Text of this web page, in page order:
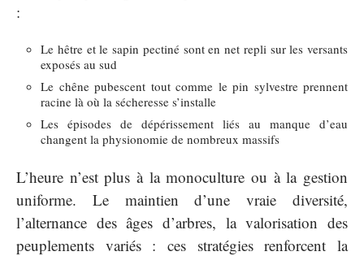
:
Le hêtre et le sapin pectiné sont en net repli sur les versants
exposés au sud
Le chêne pubescent tout comme le pin sylvestre prennent
racine là où la sécheresse s’installe
Les épisodes de dépérissement liés au manque d’eau
changent la physionomie de nombreux massifs
L’heure n’est plus à la monoculture ou à la gestion
uniforme. Le maintien d’une vraie diversité,
l’alternance des âges d’arbres, la valorisation des
peuplements variés : ces stratégies renforcent la